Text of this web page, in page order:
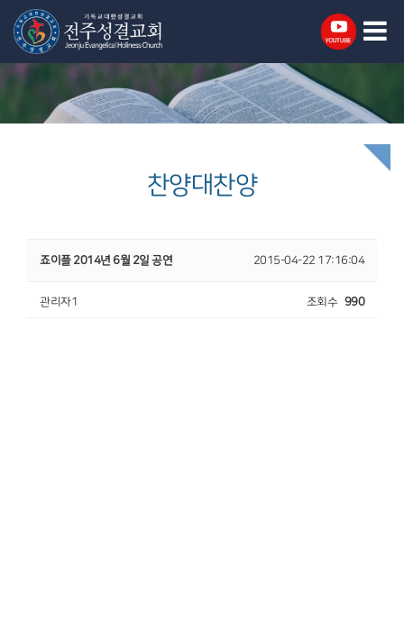
찬양대찬양
죠이플 2014년 6월 2일 공연 2015-04-22 17:16:04
관리자1 조회수 990